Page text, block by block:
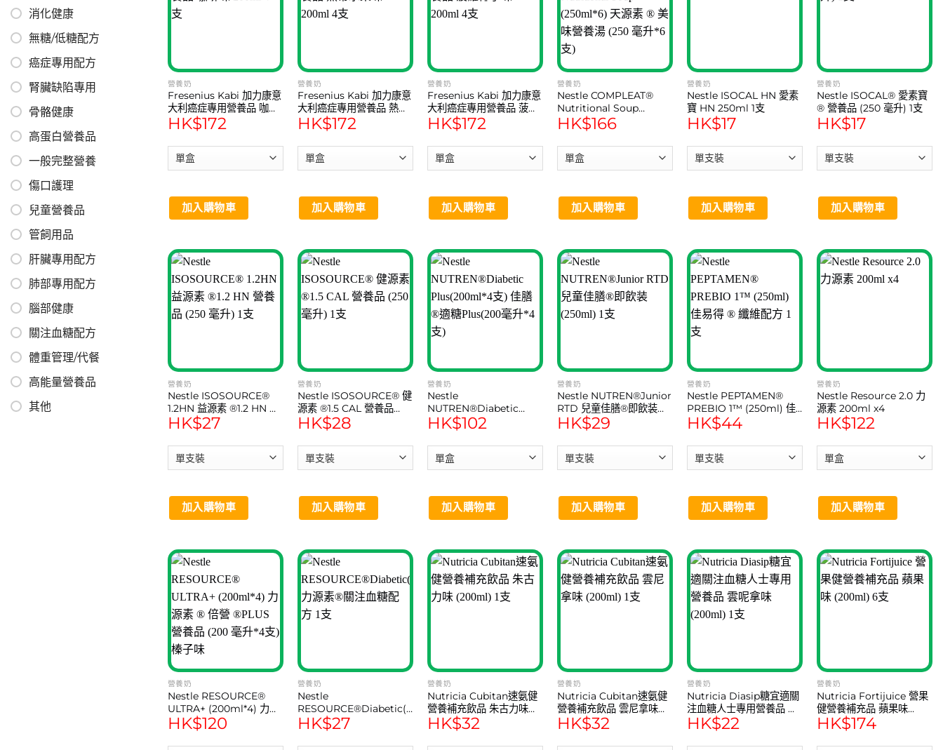
消化健康
無糖/低糖配方
癌症專用配方
腎臟缺陷專用
骨骼健康
高蛋白營養品
一般完整營養
傷口護理
兒童營養品
管飼用品
肝臟專用配方
肺部專用配方
腦部健康
關注血糖配方
體重管理/代餐
高能量營養品
其他
The
chosen
on
the
product
營養奶
Fresenius Kabi 加力康意
大利癌症專用營養品 咖啡
味 200ml 4支
HK$172
加入購物車
營養奶
Fresenius Kabi 加力康意
大利癌症專用營養品 熱帶
水果味 200ml 4支
HK$172
加入購物車
營養奶
Fresenius Kabi 加力康意
大利癌症專用營養品 菠蘿
椰子味 200ml 4支
HK$172
加入購物車
營養奶
Nestle COMPLEAT®
Nutritional Soup
(250ml*6) 天源素 ® 美味
營養湯 (250 毫升*6支)
HK$166
加入購物車
營養奶
Nestle ISOCAL HN 愛素
寶 HN 250ml 1支
HK$17
加入購物車
營養奶
Nestle ISOCAL® 愛素寶
® 營養品 (250 毫升) 1支
HK$17
加入購物車
營養奶
Nestle ISOSOURCE®
1.2HN 益源素 ®1.2 HN 營
養品 (250 毫升) 1支
HK$27
加入購物車
營養奶
Nestle ISOSOURCE® 健
源素 ®1.5 CAL 營養品
(250 毫升) 1支
HK$28
加入購物車
營養奶
Nestle
NUTREN®Diabetic
Plus(200ml*4支) 佳膳®
適糖Plus(200毫升*4支)
HK$102
加入購物車
營養奶
Nestle NUTREN®Junior
RTD 兒童佳膳®即飲装
(250ml) 1支
HK$29
加入購物車
營養奶
Nestle PEPTAMEN®
PREBIO 1™ (250ml) 佳
易得 ® 纖維配方 1支
HK$44
加入購物車
營養奶
Nestle Resource 2.0 力
源素 200ml x4
HK$122
加入購物車
營養奶
Nestle RESOURCE®
ULTRA+ (200ml*4) 力源
素 ® 倍營 ®PLUS 營養品
(200 毫升*4支) 榛子味
HK$120
營養奶
Nestle
RESOURCE®Diabetic(250ml)
力源素®關注血糖配方 1支
HK$27
營養奶
Nutricia Cubitan速氨健
營養補充飲品 朱古力味
(200ml) 1支
HK$32
營養奶
Nutricia Cubitan速氨健
營養補充飲品 雲尼拿味
(200ml) 1支
HK$32
營養奶
Nutricia Diasip糖宜適關
注血糖人士專用營養品 雲
呢拿味 (200ml) 1支
HK$22
營養奶
Nutricia Fortijuice 營果
健營養補充品 蘋果味
(200ml) 6支
HK$174